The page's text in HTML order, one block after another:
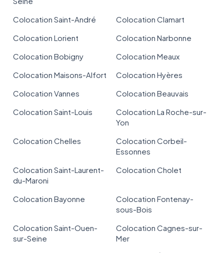
Colocation Saint-André
Colocation Clamart
Colocation Lorient
Colocation Narbonne
Colocation Bobigny
Colocation Meaux
Colocation Maisons-Alfort
Colocation Hyères
Colocation Vannes
Colocation Beauvais
Colocation Saint-Louis
Colocation La Roche-sur-
Yon
Colocation Chelles
Colocation Corbeil-
Essonnes
Colocation Saint-Laurent-
du-Maroni
Colocation Cholet
Colocation Bayonne
Colocation Fontenay-
sous-Bois
Colocation Saint-Ouen-
sur-Seine
Colocation Cagnes-sur-
Mer